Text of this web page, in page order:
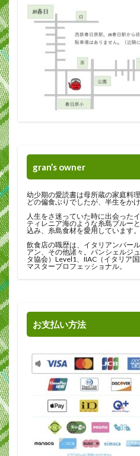
gran’s owner
幼少期の愛読書は母所蔵の家庭料
どの偏食ぶりでしたが、半生をか
人生をさ迷っていた時に出会った
ティレニア海のような糸島ブルー
込み、糸島食材を愛用しています。
飲食店の職歴は、イタリアンバー
アン、その他諸々。パンシェルジ
タ協会）Level1、IIAC（イタリア
マスタープロフェッショナル。
お支払い方法